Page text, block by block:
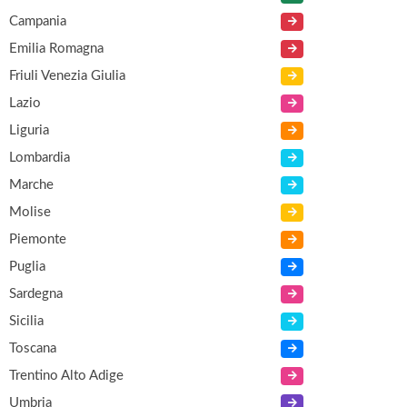
Campania
Emilia Romagna
Friuli Venezia Giulia
Lazio
Liguria
Lombardia
Marche
Molise
Piemonte
Puglia
Sardegna
Sicilia
Toscana
Trentino Alto Adige
Umbria